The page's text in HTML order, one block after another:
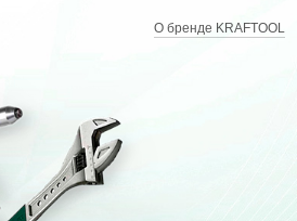
О бренде KRAFTOOL